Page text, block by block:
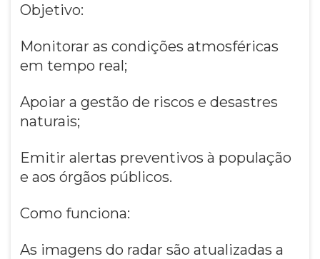
Objetivo:
Monitorar as condições atmosféricas
em tempo real;
Apoiar a gestão de riscos e desastres
naturais;
Emitir alertas preventivos à população
e aos órgãos públicos.
Como funciona:
As imagens do radar são atualizadas a